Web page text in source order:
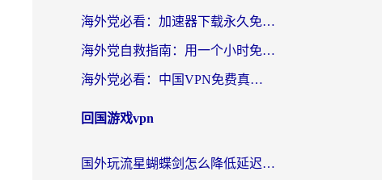
海外党必看：加速器下载永久免费版真的存在吗？教你无缝访问国内资源的正确姿势
海外党自救指南：用一个小时免费加速器，轻松打破国内资源访问壁垒？
海外党必看：中国VPN免费真的靠谱吗？手把手教你选对回国加速器
回国游戏vpn
国外玩流星蝴蝶剑怎么降低延迟？海外党必看的加速秘籍（含欧洲鸣潮&彩虹岛优化攻略）